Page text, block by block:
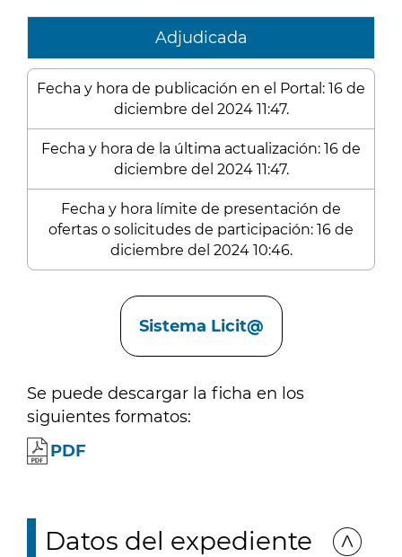
Adjudicada
Fecha y hora de publicación en el Portal: 16 de
diciembre del 2024 11:47.
Fecha y hora de la última actualización: 16 de
diciembre del 2024 11:47.
Fecha y hora límite de presentación de
ofertas o solicitudes de participación: 16 de
diciembre del 2024 10:46.
Sistema Licit@
Se puede descargar la ficha en los
siguientes formatos:
PDF
Datos del expediente